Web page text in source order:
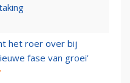
het roer over bij
fase van groei'